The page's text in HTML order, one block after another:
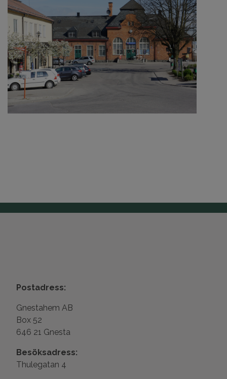
Postadress:
Gnestahem AB
Box 52
646 21 Gnesta
Besöksadress:
Thulegatan 4